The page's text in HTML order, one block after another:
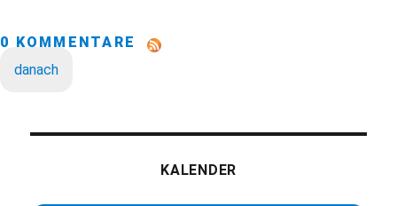
0 KOMMENTARE
danach
KALENDER